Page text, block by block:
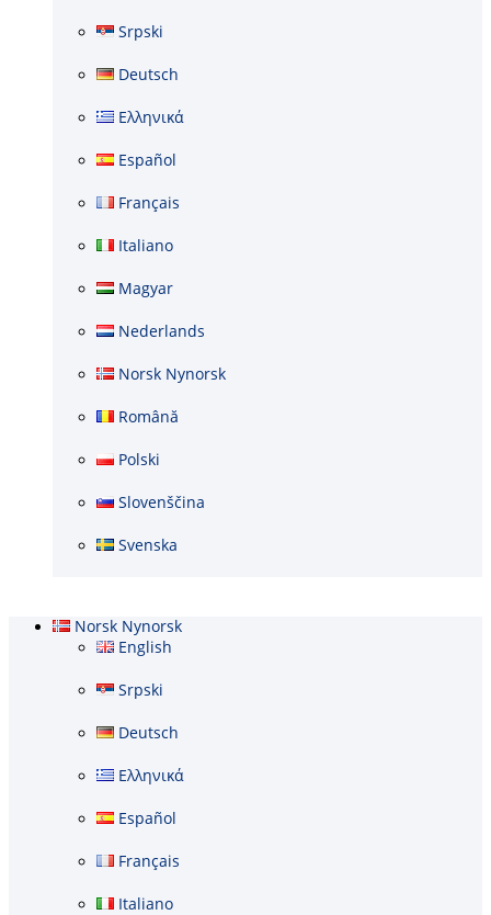
Srpski
Deutsch
Ελληνικά
Español
Français
Italiano
Magyar
Nederlands
Norsk Nynorsk
Română
Polski
Slovenščina
Svenska
Norsk Nynorsk
English
Srpski
Deutsch
Ελληνικά
Español
Français
Italiano